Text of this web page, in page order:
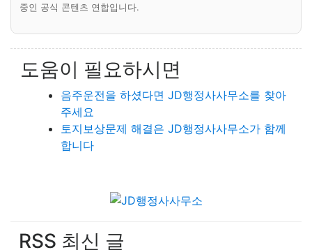
중인 공식 콘텐츠 연합입니다.
도움이 필요하시면
음주운전을 하셨다면 JD행정사사무소를 찾아
주세요
토지보상문제 해결은 JD행정사사무소가 함께
합니다
RSS 최신 글